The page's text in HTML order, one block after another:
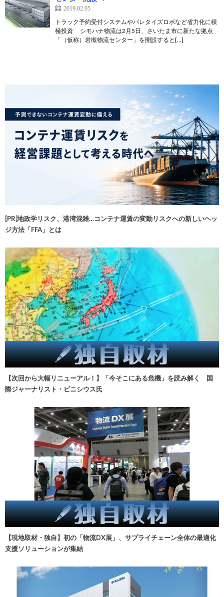
2019.02.05
トラック予約受付システムやパレタイズロボなど省力化に積
極投資 シモハナ物流は2月5日、さいたま市に新たな拠点
「（仮称）岩槻物流センター」を開設すると[…]
[PR]地政学リスク、港湾混雑…コンテナ運賃の変動リスクへの新しいヘッ
ジ方法「FFA」とは
【次回から大幅リニューアル！】「今そこにある危機」を読み解く 国
際ジャーナリスト・ビニシウス氏
【現地取材・独自】初の「物流DX展」、サプライチェーン全体の最適化
支援ソリューションが集結